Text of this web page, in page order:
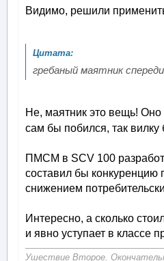
Видимо, решили
гребаный маятник спереди
Не, маятник это вещь! Оно
сам бы побился, так
ПМСМ в SCV 100
составил бы конкуренцию
снижением
Интересно, а сколько
и явно уступает в классе
Ушествие Второе.